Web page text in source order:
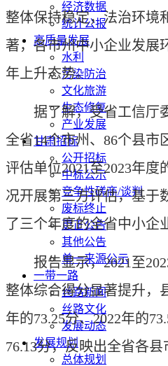
经济数据
统计公报
高质量发展
水利
污染防治
文化旅游
生态修复
产业发展
甘肃招标
公开招标
中标公示
竞争性磋商/谈判
废标终止
更正公告
其他公告
单一来源公示
一带一路
丝路新闻
丝路文化
发展动态
发展规划
总体规划
整体保持稳定，法治环境
著，各市州中小企业发展
年上升态势。
据了解，受省工信厅
全省14个市州、86个县市
评估单位2021至2023年度
况开展第三方评估，基于
了三个年度的全省中小企
报告显示，2021至
整体综合得分显著提升，
年的73.25分、2022年的
76.13分，反映出全省各